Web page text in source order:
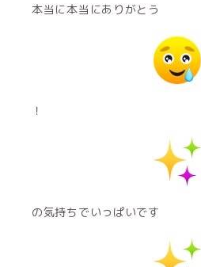
本当に本当にありがとう
！
の気持ちでいっぱいです